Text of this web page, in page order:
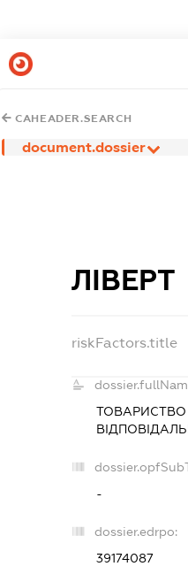
CAHEADER.SEARCH
document.dossier
ЛІВЕРТ
riskFactors.title
-
dossier.edrpo:
39174087